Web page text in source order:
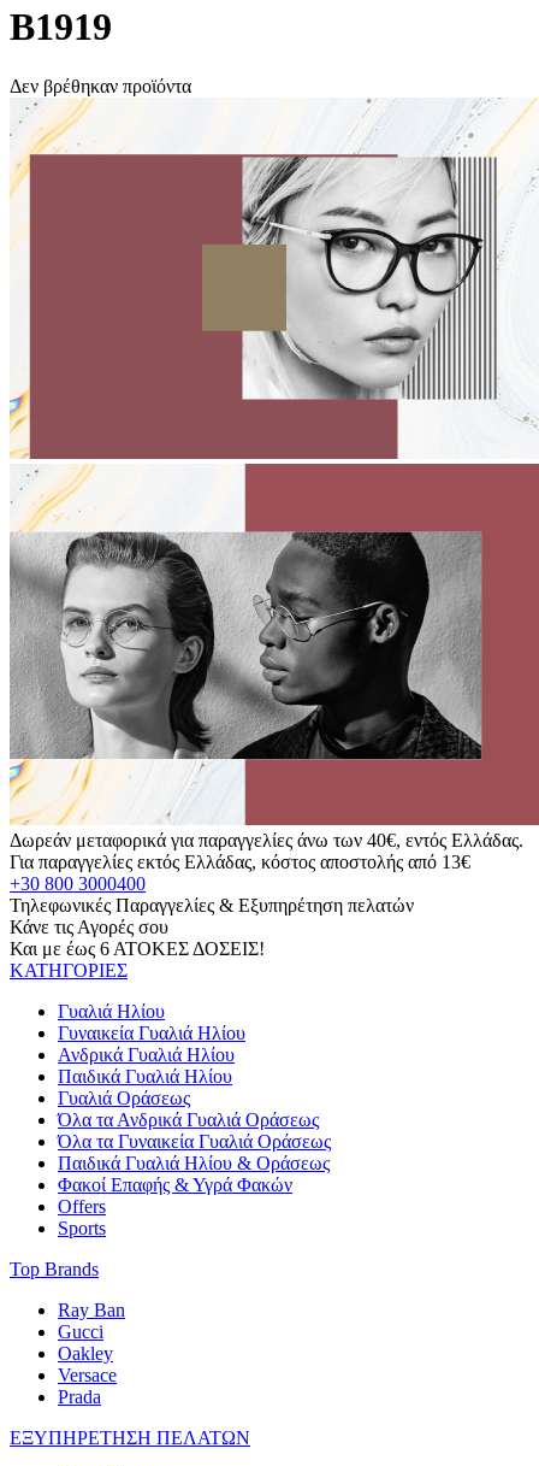
B1919
Δεν βρέθηκαν προϊόντα
Δωρεάν μεταφορικά για παραγγελίες άνω των 40€, εντός Ελλάδας.
Για παραγγελίες εκτός Ελλάδας, κόστος αποστολής από 13€
+30 800 3000400
Τηλεφωνικές Παραγγελίες & Εξυπηρέτηση πελατών
Κάνε τις Αγορές σου
Και με έως 6 ΑΤΟΚΕΣ ΔΟΣΕΙΣ!
ΚΑΤΗΓΟΡΙΕΣ
Γυαλιά Ηλίου
Γυναικεία Γυαλιά Ηλίου
Ανδρικά Γυαλιά Ηλίου
Παιδικά Γυαλιά Ηλίου
Γυαλιά Οράσεως
Όλα τα Ανδρικά Γυαλιά Οράσεως
Όλα τα Γυναικεία Γυαλιά Οράσεως
Παιδικά Γυαλιά Ηλίου & Οράσεως
Φακοί Επαφής & Υγρά Φακών
Offers
Sports
Top Brands
Ray Ban
Gucci
Oakley
Versace
Prada
ΕΞΥΠΗΡΕΤΗΣΗ ΠΕΛΑΤΩΝ